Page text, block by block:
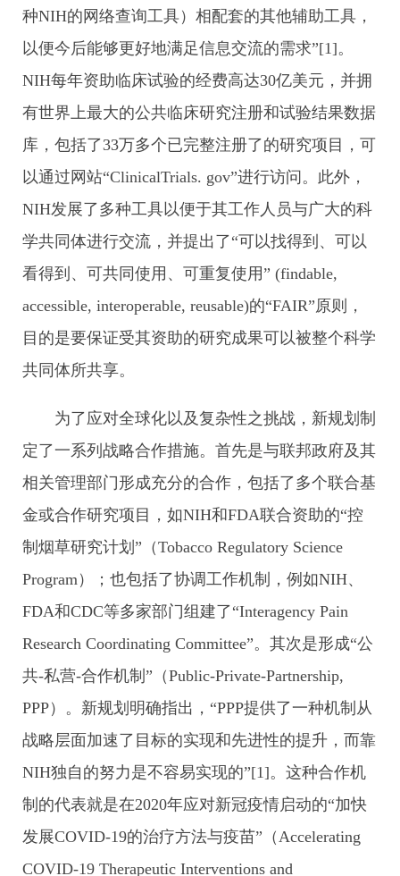
种NIH的网络查询工具）相配套的其他辅助工具，
以便今后能够更好地满足信息交流的需求”[1]。
NIH每年资助临床试验的经费高达30亿美元，并拥
有世界上最大的公共临床研究注册和试验结果数据
库，包括了33万多个已完整注册了的研究项目，可
以通过网站“ClinicalTrials. gov”进行访问。此外，
NIH发展了多种工具以便于其工作人员与广大的科
学共同体进行交流，并提出了“可以找得到、可以
看得到、可共同使用、可重复使用” (findable,
accessible, interoperable, reusable)的“FAIR”原则，
目的是要保证受其资助的研究成果可以被整个科学
共同体所共享。
为了应对全球化以及复杂性之挑战，新规划制
定了一系列战略合作措施。首先是与联邦政府及其
相关管理部门形成充分的合作，包括了多个联合基
金或合作研究项目，如NIH和FDA联合资助的“控
制烟草研究计划”（Tobacco Regulatory Science
Program）；也包括了协调工作机制，例如NIH、
FDA和CDC等多家部门组建了“Interagency Pain
Research Coordinating Committee”。其次是形成“公
共-私营-合作机制”（Public-Private-Partnership,
PPP）。新规划明确指出，“PPP提供了一种机制从
战略层面加速了目标的实现和先进性的提升，而靠
NIH独自的努力是不容易实现的”[1]。这种合作机
制的代表就是在2020年应对新冠疫情启动的“加快
发展COVID-19的治疗方法与疫苗”（Accelerating
COVID-19 Therapeutic Interventions and